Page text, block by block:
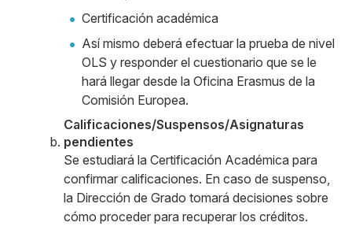
Certificación académica
Así mismo deberá efectuar la prueba de nivel
OLS y responder el cuestionario que se le
hará llegar desde la Oficina Erasmus de la
Comisión Europea.
Calificaciones/Suspensos/Asignaturas
pendientes
Se estudiará la Certificación Académica para
confirmar calificaciones. En caso de suspenso,
la Dirección de Grado tomará decisiones sobre
cómo proceder para recuperar los créditos.